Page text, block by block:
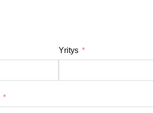
Yritys